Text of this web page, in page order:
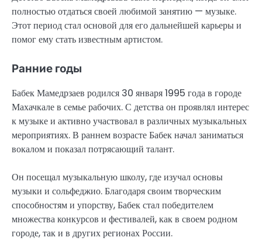
полностью отдаться своей любимой занятию — музыке.
Этот период стал основой для его дальнейшей карьеры и
помог ему стать известным артистом.
Ранние годы
Бабек Мамедрзаев родился 30 января 1995 года в городе
Махачкале в семье рабочих. С детства он проявлял интерес
к музыке и активно участвовал в различных музыкальных
мероприятиях. В раннем возрасте Бабек начал заниматься
вокалом и показал потрясающий талант.
Он посещал музыкальную школу, где изучал основы
музыки и сольфеджио. Благодаря своим творческим
способностям и упорству, Бабек стал победителем
множества конкурсов и фестивалей, как в своем родном
городе, так и в других регионах России.